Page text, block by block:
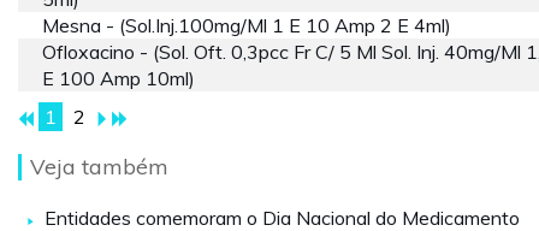
Mesna - (sol.inj.100mg/ml 1 E 10 Amp 2 E 4ml)
Ofloxacino - (sol. Oft. 0,3pcc Fr C/ 5 Ml Sol. Inj. 40mg/ml
E 100 Amp 10ml)
1
2
Veja também
Entidades comemoram o Dia Nacional do Medicamento